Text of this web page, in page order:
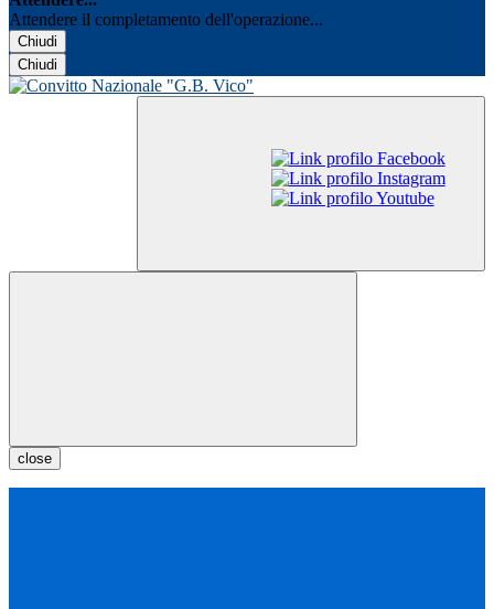
Attendere il completamento dell'operazione...
Chiudi
Chiudi
close